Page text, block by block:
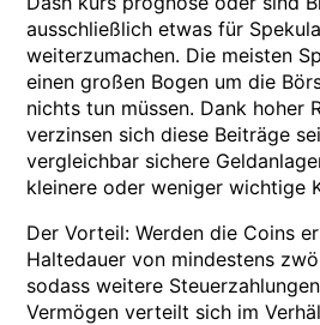
ausschließlich etwas für
weiterzumachen. Die meisten
einen großen Bogen um die
nichts tun müssen. Dank hoher
verzinsen sich diese Beiträge
vergleichbar sichere
kleinere oder weniger wichtige
Der Vorteil: Werden die Coins
Haltedauer von mindestens
sodass weitere
Vermögen verteilt sich im